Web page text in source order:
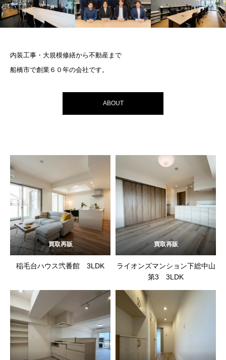
内装工事・大規模修繕から不動産まで
船橋市で創業６０年の会社です。
ABOUT
買取再販
稲毛台ハウス弐番館 3LDK
買取再販
ライオンズマンション下総中山
第3 3LDK